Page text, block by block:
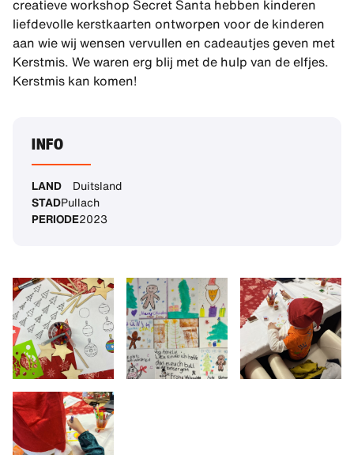
creatieve workshop Secret Santa hebben kinderen
liefdevolle kerstkaarten ontworpen voor de kinderen
aan wie wij wensen vervullen en cadeautjes geven met
Kerstmis. We waren erg blij met de hulp van de elfjes.
Kerstmis kan komen!
INFO
LAND Duitsland
STADPullach
PERIODE2023